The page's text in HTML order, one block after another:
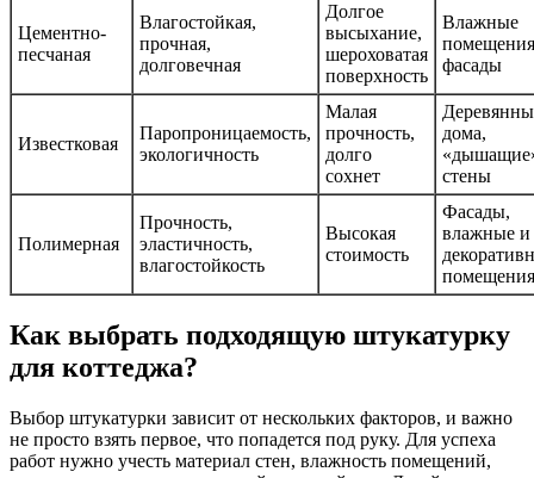
Цементно-
песчаная
Влагостойкая,
прочная,
долговечная
Долгое
высыхание,
шероховатая
поверхность
Влажные
фасады
Известковая
Паропроницаемость,
экологичность
Малая
прочность,
долго
сохнет
дома,
стены
Полимерная
Прочность,
эластичность,
влагостойкость
Высокая
стоимость
Фасады,
влажные и
помещения
Как выбрать подходящую штукатурку
для коттеджа?
Выбор штукатурки зависит от нескольких факторов, и важно
не просто взять первое, что попадется под руку. Для успеха
работ нужно учесть материал стен, влажность помещений,